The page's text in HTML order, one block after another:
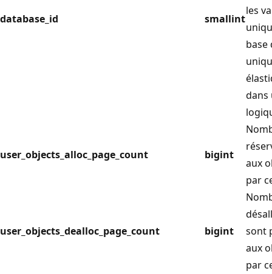
database_id smallint
les
base
dans
user_objects_alloc_page_count bigint
aux
par
user_objects_dealloc_page_count bigint
sont
aux
par